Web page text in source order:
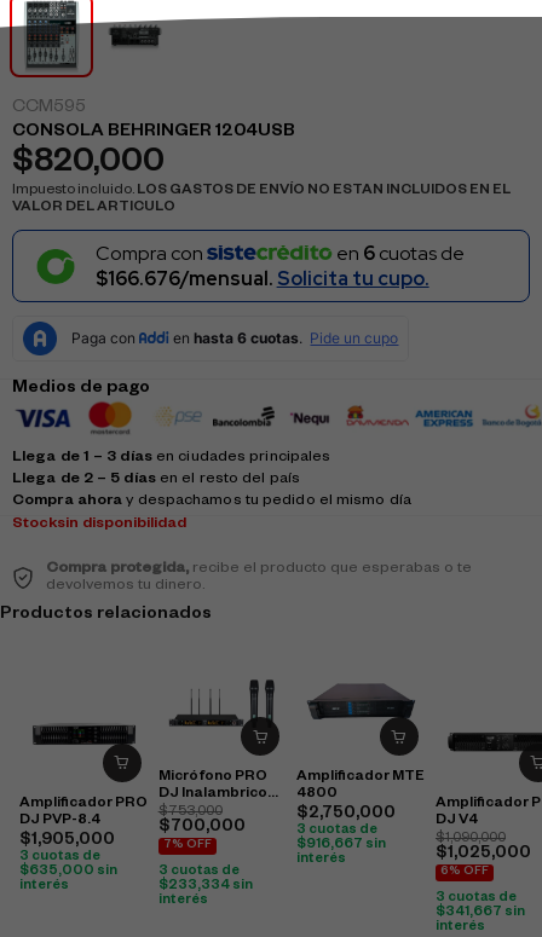
CCM595
CONSOLA BEHRINGER 1204USB
$820,000
Impuesto incluido. LOS GASTOS DE ENVÍO NO ESTAN INCLUIDOS EN EL
VALOR DEL ARTICULO
Compra con en 6cuotas de
$166.676/mensual. Solicita tu cupo.
Medios de pago
Llega de 1 – 3 díasen ciudades principales
Llega de 2 – 5 díasen el resto del país
Compra ahora y despachamos tu pedido el mismo día
Stocksin disponibilidad
Compra protegida,recibe el producto que esperabas o te
devolvemos tu dinero.
Productos relacionados
Amplificador PRO
DJ PVP-8.4
$1,905,000
3 cuotas de
$635,000 sin
interés
Micrófono PRO
DJ Inalambrico
UHV-822M
$753,000
$ 700,000
7% OFF
3 cuotas de
$233,334sin
interés
Amplificador MTE
4800
$2,750,000
3 cuotas de
$916,667 sin
interés
Amplificador
DJ V4
$1,090,000
$1,025,000
6% OFF
3 cuotas de
$341,667 sin
interés